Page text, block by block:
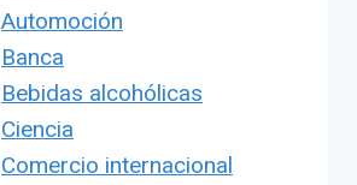
Automoción
Banca
Bebidas alcohólicas
Ciencia
Comercio internacional